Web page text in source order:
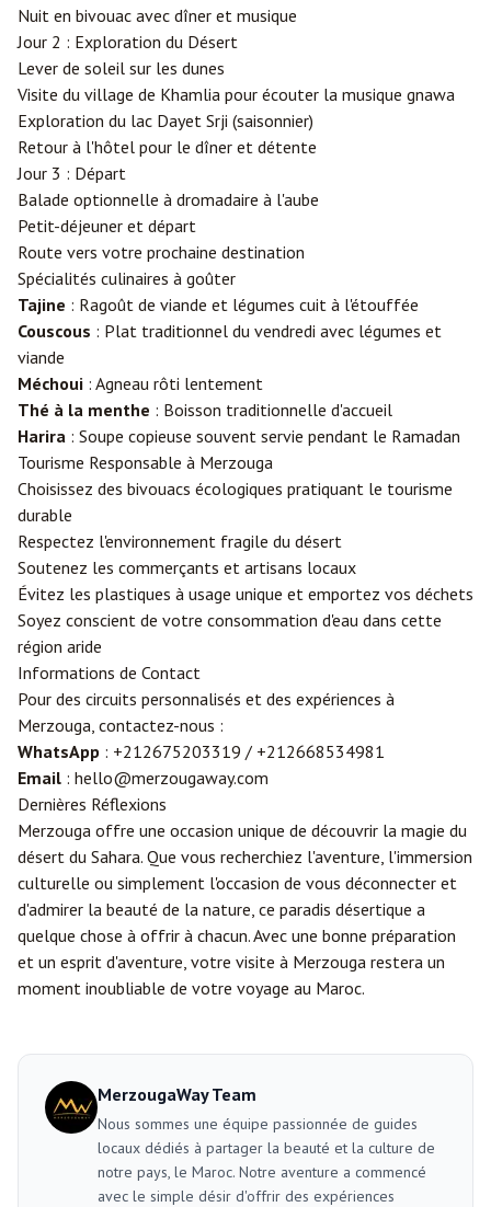
Nuit en bivouac avec dîner et musique
Jour 2 : Exploration du Désert
Lever de soleil sur les dunes
Visite du village de Khamlia pour écouter la musique gnawa
Exploration du lac Dayet Srji (saisonnier)
Retour à l'hôtel pour le dîner et détente
Jour 3 : Départ
Balade optionnelle à dromadaire à l'aube
Petit-déjeuner et départ
Route vers votre prochaine destination
Spécialités culinaires à goûter
Tajine : Ragoût de viande et légumes cuit à l'étouffée
Couscous : Plat traditionnel du vendredi avec légumes et
viande
Méchoui : Agneau rôti lentement
Thé à la menthe : Boisson traditionnelle d'accueil
Harira : Soupe copieuse souvent servie pendant le Ramadan
Tourisme Responsable à Merzouga
Choisissez des bivouacs écologiques pratiquant le tourisme
durable
Respectez l'environnement fragile du désert
Soutenez les commerçants et artisans locaux
Évitez les plastiques à usage unique et emportez vos déchets
Soyez conscient de votre consommation d'eau dans cette
région aride
Informations de Contact
Pour des circuits personnalisés et des expériences à
Merzouga, contactez-nous :
WhatsApp : +212675203319 / +212668534981
Email : hello@merzougaway.com
Dernières Réflexions
Merzouga offre une occasion unique de découvrir la magie du
désert du Sahara. Que vous recherchiez l'aventure, l'immersion
culturelle ou simplement l'occasion de vous déconnecter et
d'admirer la beauté de la nature, ce paradis désertique a
quelque chose à offrir à chacun. Avec une bonne préparation
et un esprit d'aventure, votre visite à Merzouga restera un
moment inoubliable de votre voyage au Maroc.
MerzougaWay Team
Nous sommes une équipe passionnée de guides
locaux dédiés à partager la beauté et la culture de
notre pays, le Maroc. Notre aventure a commencé
avec le simple désir d'offrir des expériences